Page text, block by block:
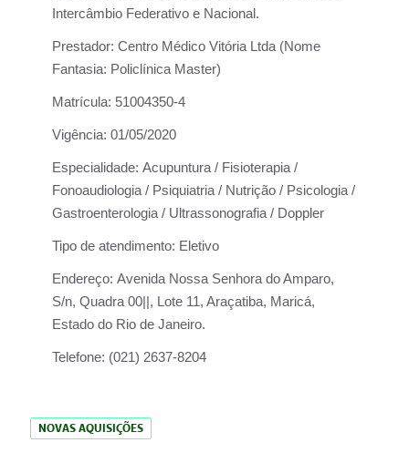
Intercâmbio Federativo e Nacional.
Prestador: Centro Médico Vitória Ltda (Nome
Fantasia: Policlínica Master)
Matrícula: 51004350-4
Vigência: 01/05/2020
Especialidade: Acupuntura / Fisioterapia /
Fonoaudiologia / Psiquiatria / Nutrição / Psicologia /
Gastroenterologia / Ultrassonografia / Doppler
Tipo de atendimento: Eletivo
Endereço: Avenida Nossa Senhora do Amparo,
S/n, Quadra 00||, Lote 11, Araçatiba, Maricá,
Estado do Rio de Janeiro.
Telefone: (021) 2637-8204
NOVAS AQUISIÇÕES